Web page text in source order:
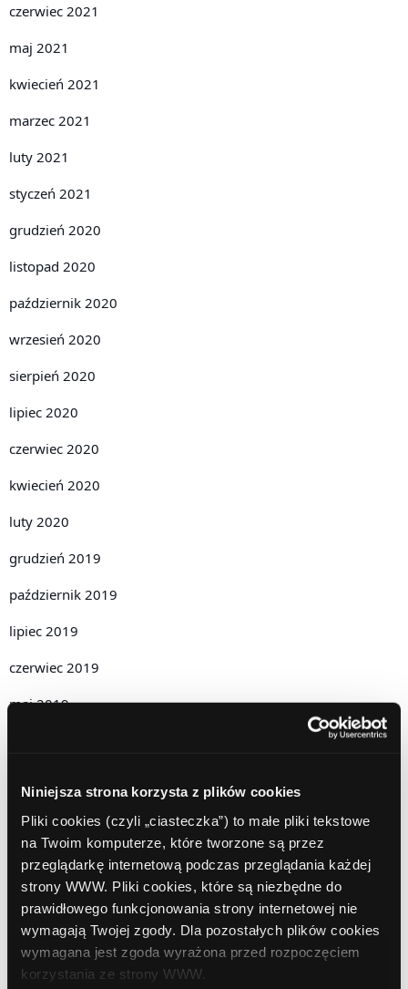
Niniejsza strona korzysta z plików cookies
Pliki cookies (czyli „ciasteczka”) to małe pliki tekstowe
na Twoim komputerze, które tworzone są przez
przeglądarkę internetową podczas przeglądania każdej
strony WWW. Pliki cookies, które są niezbędne do
prawidłowego funkcjonowania strony internetowej nie
wymagają Twojej zgody. Dla pozostałych plików cookies
wymagana jest zgoda wyrażona przed rozpoczęciem
korzystania ze strony WWW.
czerwiec 2021
maj 2021
kwiecień 2021
marzec 2021
luty 2021
styczeń 2021
grudzień 2020
listopad 2020
październik 2020
wrzesień 2020
sierpień 2020
lipiec 2020
czerwiec 2020
kwiecień 2020
luty 2020
grudzień 2019
październik 2019
lipiec 2019
czerwiec 2019
maj 2019
listopad 2018
październik 2018
wrzesień 2018
sierpień 2018
lipiec 2018